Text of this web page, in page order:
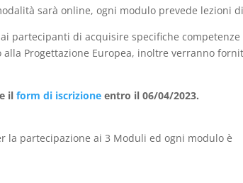
sarà online, ogni modulo prevede lezioni
partecipanti di acquisire specifiche
Progettazione Europea, inoltre verranno
il form di iscrizione entro il 06/04/2023.
la partecipazione ai 3 Moduli ed ogni modulo è